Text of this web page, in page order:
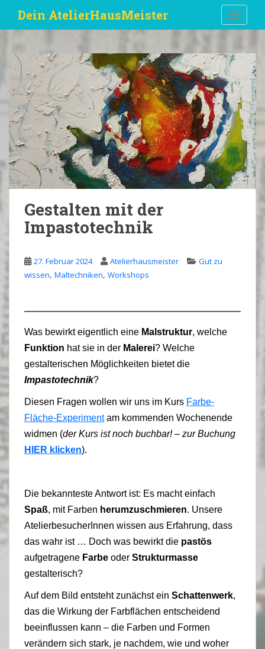
i
n
n
Dein AtelierHausMeister
Gestalten mit der
Impastotechnik
27. Februar 2024 Atelierhausmeister
Gut zu
wissen, Maltechniken, Workshops
Was bewirkt eigentlich eine Malstruktur, welche
Funktion hat sie in der Malerei? Welche
gestalterischen Möglichkeiten bietet die
Impastotechnik?
Diesen Fragen wollen wir uns im Kurs Farbe-
Fläche-Experimentam kommenden Wochenende
widmen (der Kurs ist noch buchbar! – zur Buchung
HIER klicken).
Die bekannteste Antwort ist: Es macht einfach
Spaß, mit Farben herumzuschmieren. Unsere
AtelierbesucherInnen wissen aus Erfahrung, dass
das wahr ist … Doch was bewirkt die pastös
aufgetragene Farbe oder Strukturmasse
gestalterisch?
Auf dem Bild entsteht zunächst ein Schattenwerk,
das die Wirkung der Farbflächen entscheidend
beeinflussen kann – die Farben und Formen
verändern sich stark, je nachdem, wie und woher